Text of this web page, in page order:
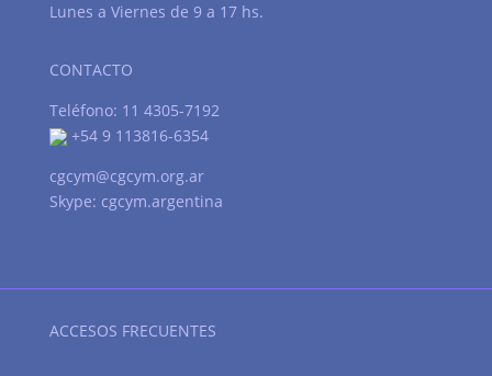
Lunes a Viernes de 9 a 17 hs.
CONTACTO
Teléfono: 11 4305-7192
+54 9 113816-6354
cgcym@cgcym.org.ar
Skype: cgcym.argentina
ACCESOS FRECUENTES